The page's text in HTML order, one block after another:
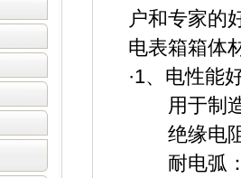
户和专家的
电表箱箱体
·1、电性能
用于制造
绝缘电阻
耐电弧：